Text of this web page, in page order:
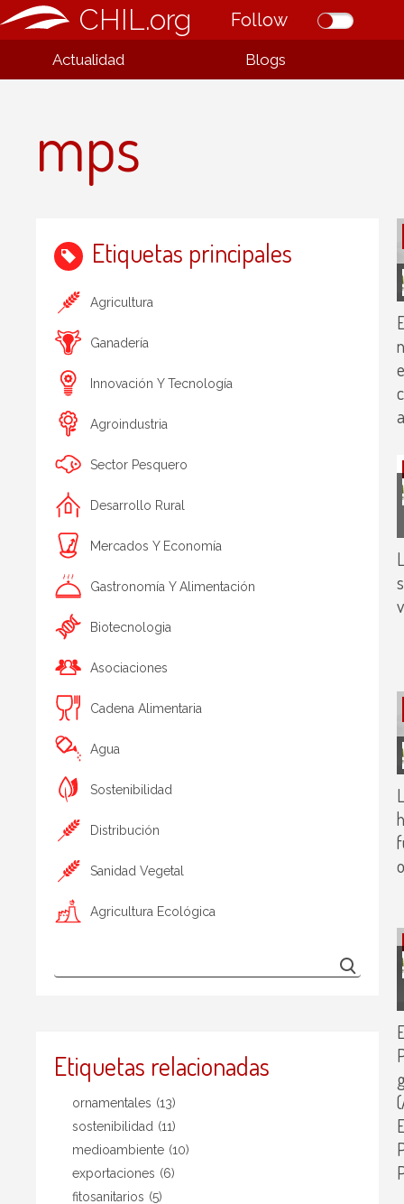
CHIL.org Follow
Actualidad Blogs
mps
Etiquetas principales
Agricultura
Ganadería
Innovación Y Tecnología
Agroindustria
Sector Pesquero
Desarrollo Rural
Mercados Y Economía
Gastronomía Y Alimentación
Biotecnologia
Asociaciones
Cadena Alimentaria
Agua
Sostenibilidad
Distribución
Sanidad Vegetal
Agricultura Ecológica
Etiquetas relacionadas
ornamentales (13)
sostenibilidad (11)
medioambiente (10)
exportaciones (6)
fitosanitarios (5)